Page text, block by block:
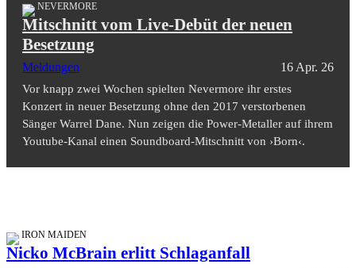
NEVERMORE
Mitschnitt vom Live-Debüt der neuen
Besetzung
Meldungen 16 Apr. 26
Vor knapp zwei Wochen spielten Nevermore ihr erstes
Konzert in neuer Besetzung ohne den 2017 verstorbenen
Sänger Warrel Dane. Nun zeigen die Power-Metaller auf ihrem
Youtube-Kanal einen Soundboard-Mitschnitt von ›Born‹.
IRON MAIDEN
Nicko McBrain erlitt Schlaganfall